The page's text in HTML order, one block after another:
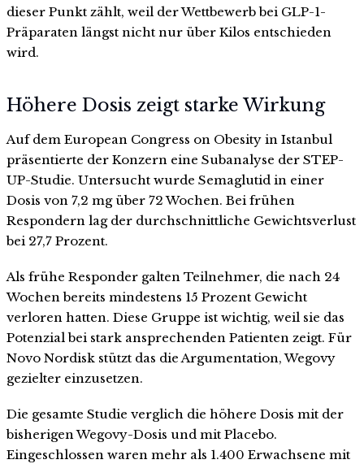
dieser Punkt zählt, weil der Wettbewerb bei GLP-1-
Präparaten längst nicht nur über Kilos entschieden
wird.
Höhere Dosis zeigt starke Wirkung
Auf dem European Congress on Obesity in Istanbul
präsentierte der Konzern eine Subanalyse der STEP-
UP-Studie. Untersucht wurde Semaglutid in einer
Dosis von 7,2 mg über 72 Wochen. Bei frühen
Respondern lag der durchschnittliche Gewichtsverlust
bei 27,7 Prozent.
Als frühe Responder galten Teilnehmer, die nach 24
Wochen bereits mindestens 15 Prozent Gewicht
verloren hatten. Diese Gruppe ist wichtig, weil sie das
Potenzial bei stark ansprechenden Patienten zeigt. Für
Novo Nordisk stützt das die Argumentation, Wegovy
gezielter einzusetzen.
Die gesamte Studie verglich die höhere Dosis mit der
bisherigen Wegovy-Dosis und mit Placebo.
Eingeschlossen waren mehr als 1.400 Erwachsene mit